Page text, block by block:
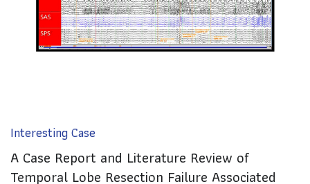
Interesting Case
A Case Report and Literature Review of
Temporal Lobe Resection Failure Associated